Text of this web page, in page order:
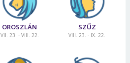
OROSZLÁN
VII. 23. - VIII. 22.
SZŰZ
VIII. 23. - IX. 22.